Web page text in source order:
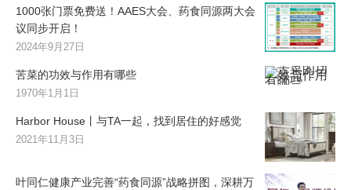
1000张门票免费送！AAES大会、药食同源两大会
议同步开启！
2024年9月27日
苦菜的功效与作用有哪些
1970年1月1日
Harbor House丨与TA一起，找到居住的好感觉
2021年11月3日
叶同仁健康产业完善“药食同源”战略拼图，深耕万